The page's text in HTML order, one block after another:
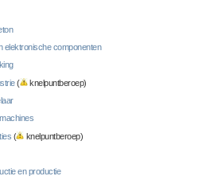
elektronische componenten
(
knelpuntberoep)
(
knelpuntberoep)
en productie